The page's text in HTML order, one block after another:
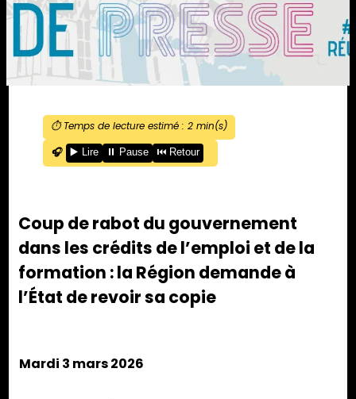
⏱️ Temps de lecture estimé : 2min(s)
🎧
▶️ Lire ⏸️ Pause ⏮️ Retour
Coup de rabot du gouvernement
dans les crédits de l’emploi et de la
formation : la Région demande à
l’État de revoir sa copie
Mardi 3 mars 2026